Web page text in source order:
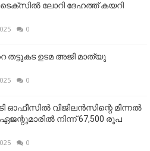
ലോറി ദേഹത്ത് കയറി
0
തട്ടുകട ഉടമ അജി മാത്യു
0
ഓഫീസില്‍ വിജിലൻസിന്റെ മിന്നല്‍
നിന്ന് 67,500 രൂപ
0